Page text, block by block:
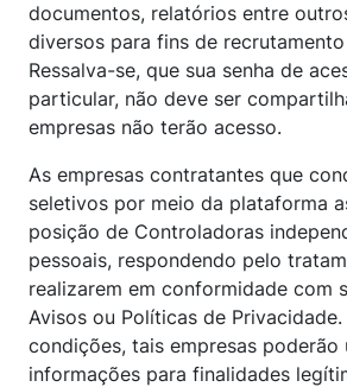
documentos, relatórios entre
diversos para fins de
Ressalva-se, que sua senha de
particular, não deve ser
empresas não terão acesso.
As empresas contratantes que
seletivos por meio da plataforma
posição de Controladoras
pessoais, respondendo pelo
realizarem em conformidade com
Avisos ou Políticas de Privacidade.
condições, tais empresas poderão
informações para finalidades